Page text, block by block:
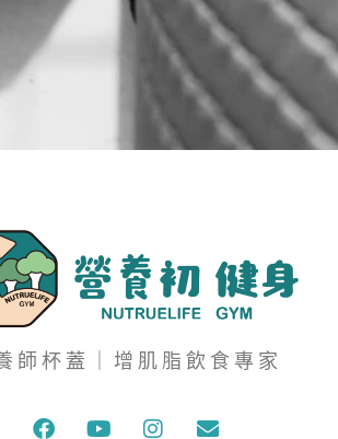
師杯蓋｜增肌脂飲食專家